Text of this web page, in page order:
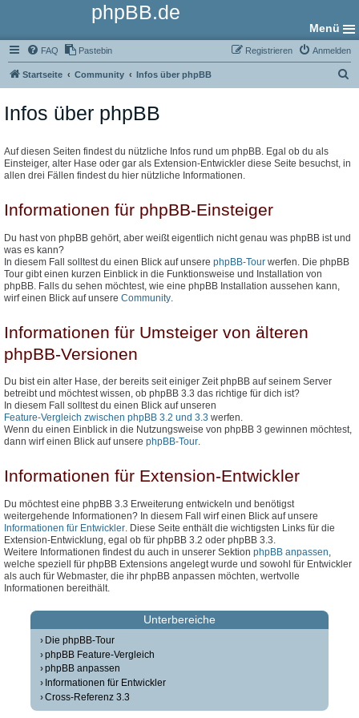
phpBB.de
Menü
FAQ Pastebin Anmelden
Registrieren
Startseite Community Infos über phpBB
Infos über phpBB
Auf diesen Seiten findest du nützliche Infos rund um phpBB. Egal ob du als
Einsteiger, alter Hase oder gar als Extension-Entwickler diese Seite besuchst, in
allen drei Fällen findest du hier nützliche Informationen.
Informationen für phpBB-Einsteiger
Du hast von phpBB gehört, aber weißt eigentlich nicht genau was phpBB ist und
was es kann?
In diesem Fall solltest du einen Blick auf unsere phpBB-Tour werfen. Die phpBB
Tour gibt einen kurzen Einblick in die Funktionsweise und Installation von
phpBB. Falls du sehen möchtest, wie eine phpBB Installation aussehen kann,
wirf einen Blick auf unsere Community
Informationen für Umsteiger von älteren
phpBB-Versionen
Du bist ein alter Hase, der bereits seit einiger Zeit phpBB auf seinem Server
betreibt und möchtest wissen, ob phpBB 3.3 das richtige für dich ist?
In diesem Fall solltest du einen Blick auf unseren
Feature-Vergleich zwischen phpBB 3.2 und 3.3 werfen.
Wenn du einen Einblick in die Nutzungsweise von phpBB 3 gewinnen möchtest,
dann wirf einen Blick auf unsere phpBB-Tour.
Informationen für Extension-Entwickler
Du möchtest eine phpBB 3.3 Erweiterung entwickeln und benötigst
weitergehende Informationen? In diesem Fall wirf einen Blick auf unsere
Informationen für Entwickler . Diese Seite enthält die wichtigsten Links für die
Extension-Entwicklung, egal ob für phpBB 3.2 oder phpBB 3.3.
Weitere Informationen findest du auch in unserer Sektion phpBB anpassen
welche speziell für phpBB Extensions angelegt wurde und sowohl für Entwickler
als auch für Webmaster, die ihr phpBB anpassen möchten, wertvolle
Informationen bereithält.
Unterbereiche
Die phpBB-Tour
phpBB Feature-Vergleich
phpBB anpassen
Informationen für Entwickler
Cross-Referenz 3.3